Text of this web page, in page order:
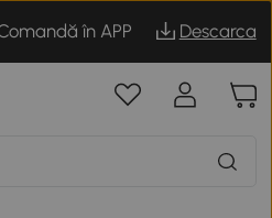
în APP Descarca